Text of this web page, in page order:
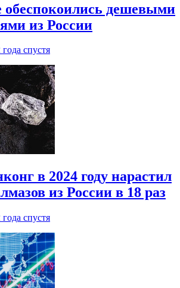
обеспокоились дешевыми
из России
года спустя
в 2024 году нарастил
из России в 18 раз
года спустя